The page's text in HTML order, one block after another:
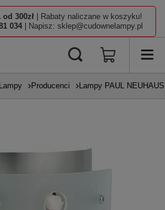
od 300zł | Rabaty naliczane w koszyku!
034 | Napisz: sklep@cudownelampy.pl
Producenci Lampy PAUL NEUHAUS